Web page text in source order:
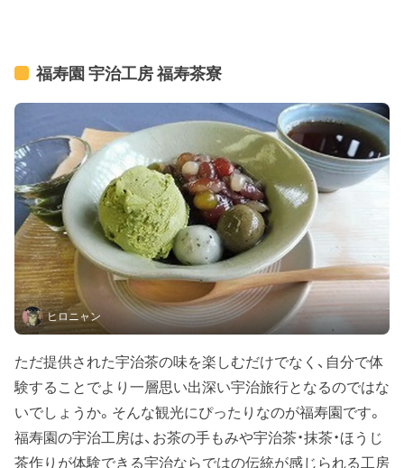
福寿園 宇治工房 福寿茶寮
ヒロニャン
ただ提供された宇治茶の味を楽しむだけでなく、自分で体
験することでより一層思い出深い宇治旅行となるのではな
いでしょうか。そんな観光にぴったりなのが福寿園です。
福寿園の宇治工房は、お茶の手もみや宇治茶・抹茶・ほうじ
茶作りが体験できる宇治ならではの伝統が感じられる工房